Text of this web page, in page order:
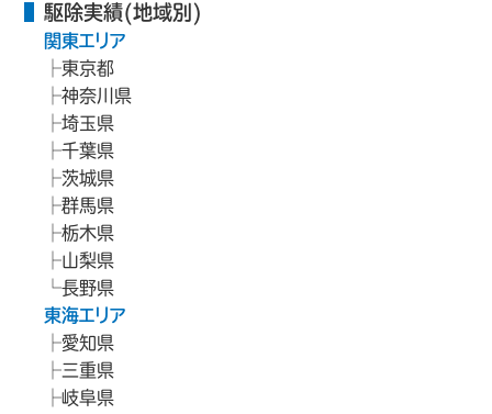
駆除実績(地域別)
関東エリア
東京都
神奈川県
埼玉県
千葉県
茨城県
群馬県
栃木県
山梨県
長野県
東海エリア
愛知県
三重県
岐阜県